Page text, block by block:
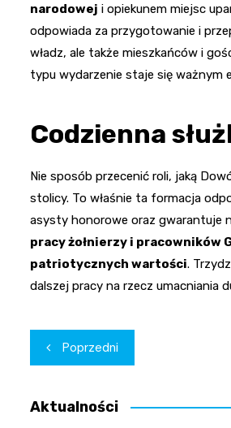
narodowej i opiekunem miejsc
odpowiada za przygotowanie i
władz, ale także mieszkańców i
typu wydarzenie staje się ważnym
Codzienna
Nie sposób przecenić roli, jaką
stolicy. To właśnie ta formacja
asysty honorowe oraz gwarantuje
pracy żołnierzy i pracowników
patriotycznych wartości.
dalszej pracy na rzecz umacniania
Nawigacja
wpisu
Poprzedni
Aktualności